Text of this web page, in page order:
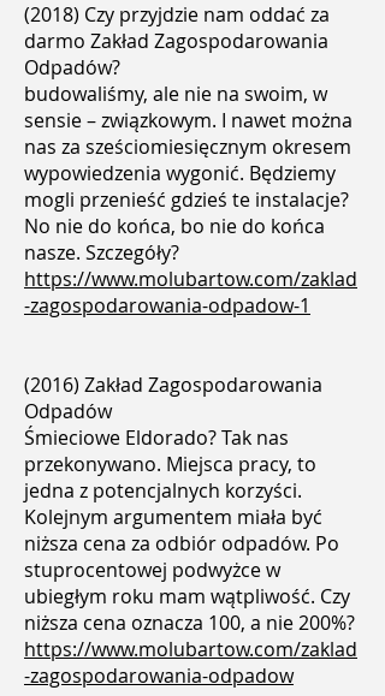
(2018) Czy przyjdzie nam oddać za
darmo Zakład Zagospodarowania
Odpadów?
budowaliśmy, ale nie na swoim, w
sensie – związkowym. I nawet można
nas za sześciomiesięcznym okresem
wypowiedzenia wygonić. Będziemy
mogli przenieść gdzieś te instalacje?
No nie do końca, bo nie do końca
nasze. Szczegóły?
https://www.molubartow.com/zaklad
-zagospodarowania-odpadow-1
(2016) Zakład Zagospodarowania
Odpadów
Śmieciowe Eldorado? Tak nas
przekonywano. Miejsca pracy, to
jedna z potencjalnych korzyści.
Kolejnym argumentem miała być
niższa cena za odbiór odpadów. Po
stuprocentowej podwyżce w
ubiegłym roku mam wątpliwość. Czy
niższa cena oznacza 100, a nie 200%?
https://www.molubartow.com/zaklad
-zagospodarowania-odpadow